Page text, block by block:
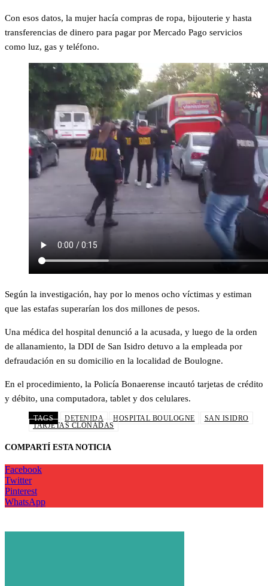
Con esos datos, la mujer hacía compras de ropa, bijouterie y hasta
transferencias de dinero para pagar por Mercado Pago servicios
como luz, gas y teléfono.
Según la investigación, hay por lo menos ocho víctimas y estiman
que las estafas superarían los dos millones de pesos.
Una médica del hospital denunció a la acusada, y luego de la orden
de allanamiento, la DDI de San Isidro detuvo a la empleada por
defraudación en su domicilio en la localidad de Boulogne.
En el procedimiento, la Policía Bonaerense incautó tarjetas de crédito
y débito, una computadora, tablet y dos celulares.
TAGS DETENIDA HOSPITAL BOULOGNE
SAN ISIDRO
TARJETAS CLONADAS
COMPARTÍ ESTA NOTICIA
Facebook
Twitter
Pinterest
WhatsApp